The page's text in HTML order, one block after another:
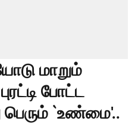
மாறும்
போட்ட
பெரும் `உண்மை'..